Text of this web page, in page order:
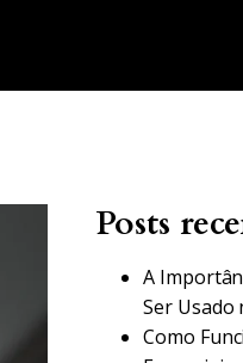
Posts
A
Ser Usado
Como